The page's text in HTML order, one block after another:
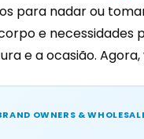
para nadar ou
e necessidades
e a ocasião.
OWNERS &